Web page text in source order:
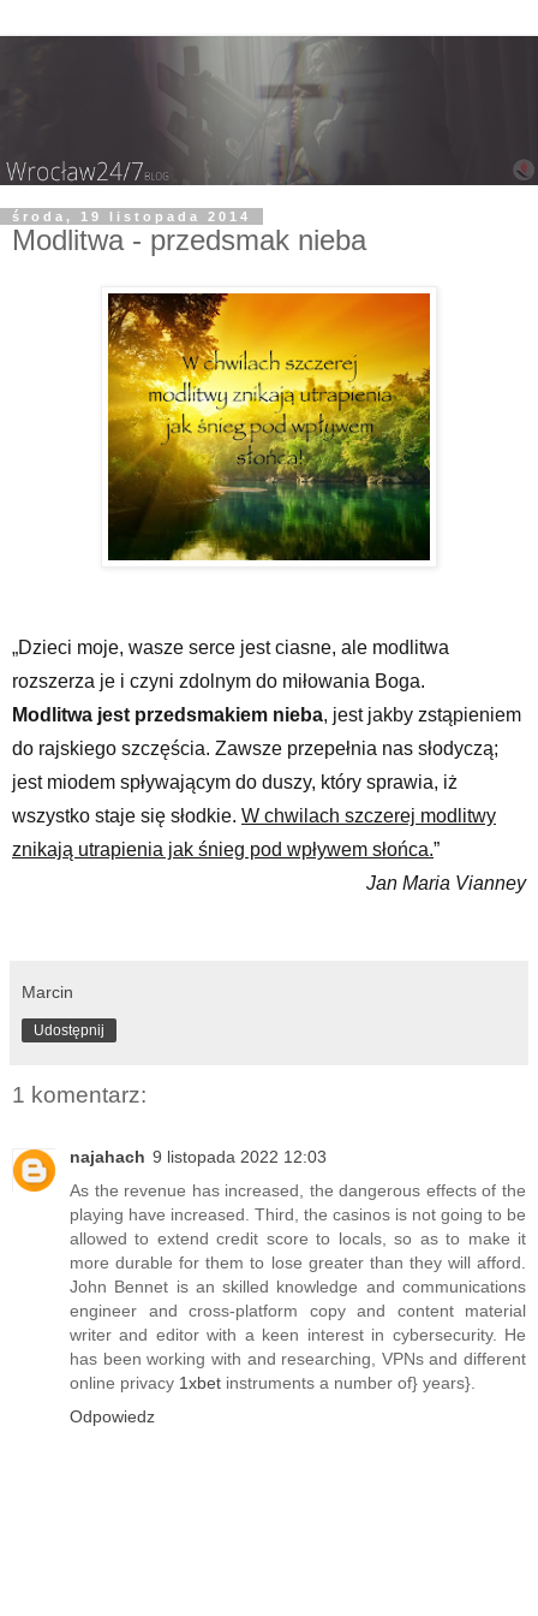
środa, 19 listopada 2014
Modlitwa - przedsmak nieba
„Dzieci moje, wasze serce jest ciasne, ale modlitwa
rozszerza je i czyni zdolnym do miłowania Boga.
Modlitwa jest przedsmakiem nieba, jest jakby zstąpieniem
do rajskiego szczęścia. Zawsze przepełnia nas słodyczą;
jest miodem spływającym do duszy, który sprawia, iż
wszystko staje się słodkie. W chwilach szczerej modlitwy
znikają utrapienia jak śnieg pod wpływem słońca.”
Jan Maria Vianney
Marcin
Udostępnij
1 komentarz:
najahach 9 listopada 2022 12:03
As the revenue has increased, the dangerous effects of the
playing have increased. Third, the casinos is not going to be
allowed to extend credit score to locals, so as to make it
more durable for them to lose greater than they will afford.
John Bennet is an skilled knowledge and communications
engineer and cross-platform copy and content material
writer and editor with a keen interest in cybersecurity. He
has been working with and researching, VPNs and different
online privacy 1xbet instruments a number of} years}.
Odpowiedz